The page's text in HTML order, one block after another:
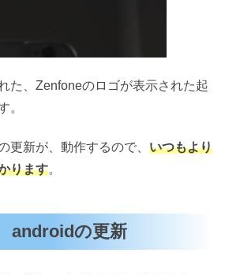
た、Zenfoneのロゴが表示された起
。
更新が、動作するので、 いつもより
ります。
androidの更新